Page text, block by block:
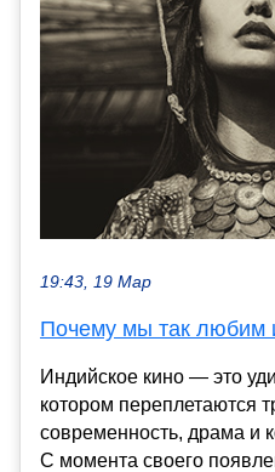
19:43, 19 Мар
Почему мы так любим
Индийское кино — это
котором переплетаются
современность, драма и
С момента своего